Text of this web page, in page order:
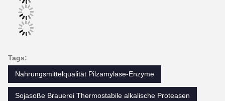
Tags:
Nahrungsmittelqualität Pilzamylase-Enzyme
Sojasoße Brauerei Thermostabile alkalische Proteasen